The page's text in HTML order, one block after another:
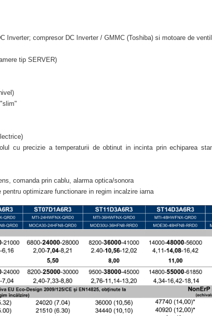
Inverter; compresor DC Inverter / GMMC (Toshiba) si motoare de
tip SERVER)
cu precizie a temperaturii de obtinut in incinta prin echiparea
comanda prin cablu, alarma optica/sonora
optimizare functionare in regim incalzire iarna